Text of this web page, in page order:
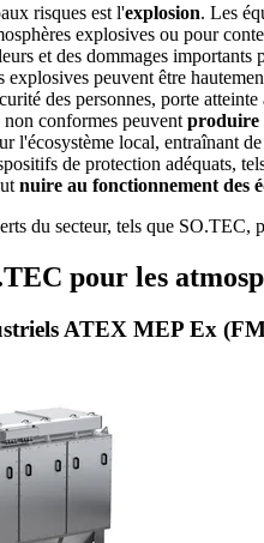
risques est l'explosion. Les
explosives ou pour
et des dommages importants
explosives peuvent être
des personnes, porte
conformes peuvent produire
l'écosystème local, entraînant
de protection adéquats,
nuire au fonctionnement des
du secteur, tels que SO.TEC,
pour les
ATEX MEP Ex